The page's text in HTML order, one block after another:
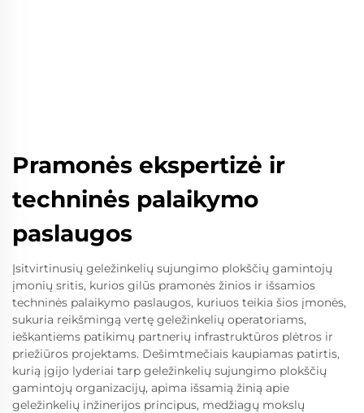
Pramonės ekspertizė ir
techninės palaikymo
paslaugos
Įsitvirtinusių geležinkelių sujungimo plokščių gamintojų
įmonių sritis, kurios gilūs pramonės žinios ir išsamios
techninės palaikymo paslaugos, kuriuos teikia šios įmonės,
sukuria reikšmingą vertę geležinkelių operatoriams,
ieškantiems patikimų partnerių infrastruktūros plėtros ir
priežiūros projektams. Dešimtmečiais kaupiamas patirtis,
kurią įgijo lyderiai tarp geležinkelių sujungimo plokščių
gamintojų organizacijų, apima išsamią žinią apie
geležinkelių inžinerijos principus, medžiagų mokslų